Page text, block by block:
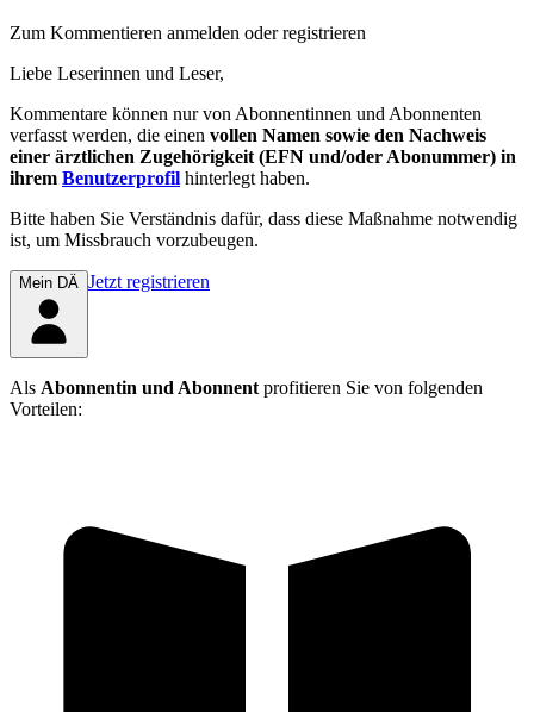
Zum Kommentieren anmelden oder registrieren
Liebe Leserinnen und Leser,
Kommentare können nur von Abonnentinnen und Abonnenten
verfasst werden, die einen vollen Namen sowie den Nachweis
einer ärztlichen Zugehörigkeit (EFN und/oder Abonummer) in
ihrem Benutzerprofil hinterlegt haben.
Bitte haben Sie Verständnis dafür, dass diese Maßnahme notwendig
ist, um Missbrauch vorzubeugen.
Mein DÄ Jetzt registrieren
Als Abonnentin und Abonnentprofitieren Sie von folgenden
Vorteilen: